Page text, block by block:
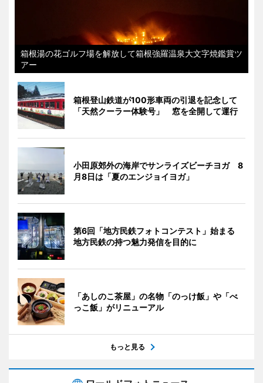
箱根湯の花ゴルフ場を解放して箱根強羅温泉大文字焼鑑賞ツ
アー
箱根登山鉄道が100形車両の引退を記念して
「天然クーラー体験号」 窓を全開して運行
小田原郊外の海岸でサンライズビーチヨガ 8
月8日は「夏のエンジョイヨガ」
第6回「地方民鉄フォトコンテスト」始まる
地方民鉄の持つ魅力発信を目的に
「あしのこ茶屋」の名物「のっけ飯」や「べ
っこ飯」がリニューアル
もっと見る